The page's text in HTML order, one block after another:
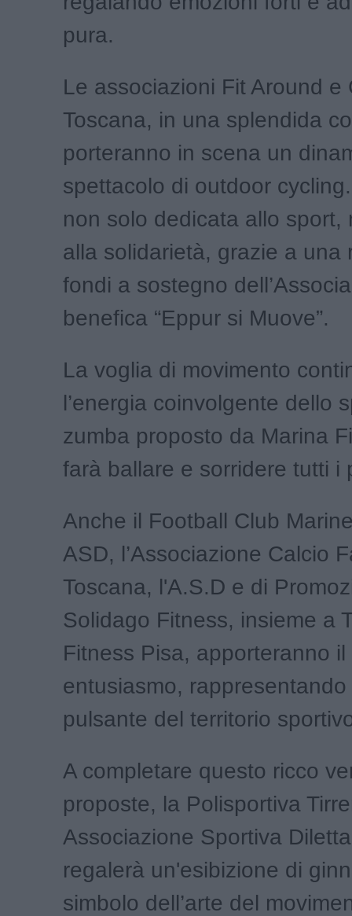
pura.
Le associazioni Fit Around e
Toscana, in una splendida
porteranno in scena un
spettacolo di outdoor
non solo dedicata allo sport,
alla solidarietà, grazie a una
fondi a sostegno
benefica “Eppur si Muove”.
La voglia di movimento
l’energia coinvolgente dello
zumba proposto da Marina
farà ballare e sorridere tutti i
Anche il Football Club
ASD, l’Associazione Calcio
Toscana, l'A.S.D e di
Solidago Fitness, insieme a
Fitness Pisa, apporteranno il
entusiasmo,
pulsante del territorio
A completare questo ricco
proposte, la Polisportiva
Associazione Sportiva
regalerà un'esibizione di
simbolo dell’arte del